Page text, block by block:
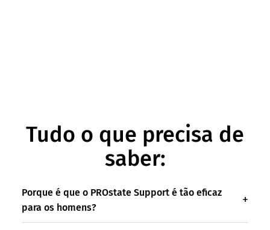
Tudo o que precisa de
saber:
Porque é que o PROstate Support é tão eficaz
para os homens?